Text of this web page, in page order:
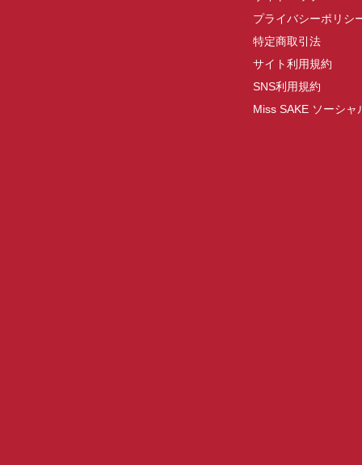
プライバシーポリシ
特定商取引法
サイト利用規約
SNS利用規約
Miss SAKE ソーシ